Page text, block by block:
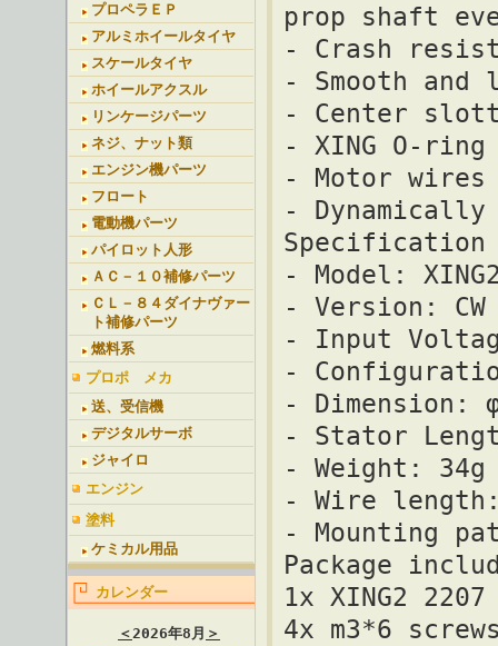
プロペラＥＰ
アルミホイールタイヤ
スケールタイヤ
ホイールアクスル
リンケージパーツ
ネジ、ナット類
エンジン機パーツ
フロート
電動機パーツ
パイロット人形
ＡＣ－１０補修パーツ
ＣＬ－８４ダイナヴァー
ト補修パーツ
燃料系
プロポ メカ
送、受信機
デジタルサーボ
ジャイロ
エンジン
塗料
ケミカル用品
カレンダー
＜2026年8月 ＞
prop shaft
- Crash
- Smooth and
- Center
- XING O-
- Motor
- Dynamically
Specification
- Model:
- Version: CW
- Input
-
- Dimension:
- Stator
- Weight:
- Wire length:
- Mounting
Package
1x XING2
4x m3*6